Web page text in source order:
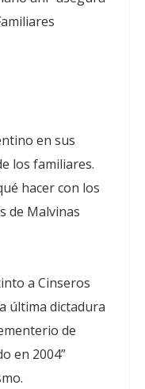
en sus
los familiares.
hacer con los
de Malvinas
a Cinseros
última dictadura
de
en 2004”